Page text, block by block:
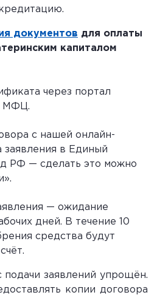
документов для оплаты
капиталом
через портал
МФЦ.
с нашей онлайн-
заявления в Единый
РФ — сделать это можно
— ожидание
дней. В течение 10
средства будут
заявлений упрощён.
копии договора